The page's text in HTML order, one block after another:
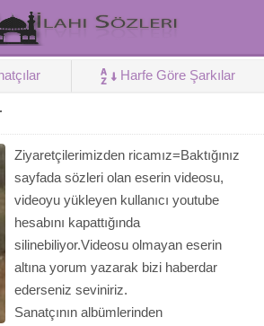
Harfe Göre Şarkılar
Ziyaretçilerimizden ricamız=Baktığınız
sayfada sözleri olan eserin videosu,
videoyu yükleyen kullanıcı youtube
hesabını kapattığında
silinebiliyor.Videosu olmayan eserin
altına yorum yazarak bizi haberdar
ederseniz seviniriz.
Sanatçının albümlerinden